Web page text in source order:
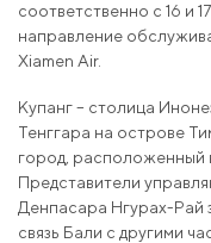
соответственно с 16 и
направление
Xiamen Air.
Купанг – столица
Тенггара на острове
город, расположенный
Представители
Денпасара Нгурах-Рай
связь Бали с другими